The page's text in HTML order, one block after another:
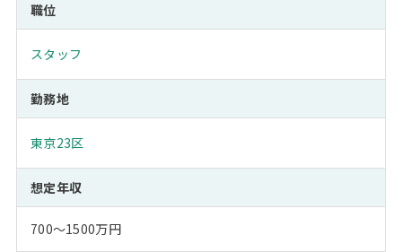
職位
スタッフ
勤務地
東京23区
想定年収
700～1500万円